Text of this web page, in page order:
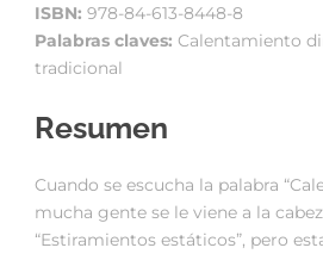
ISBN: 978-84-613-8448-8
Palabras claves: Calentamiento
tradicional
Resumen
Cuando se escucha la palabra
mucha gente se le viene a la
“Estiramientos estáticos”, pero